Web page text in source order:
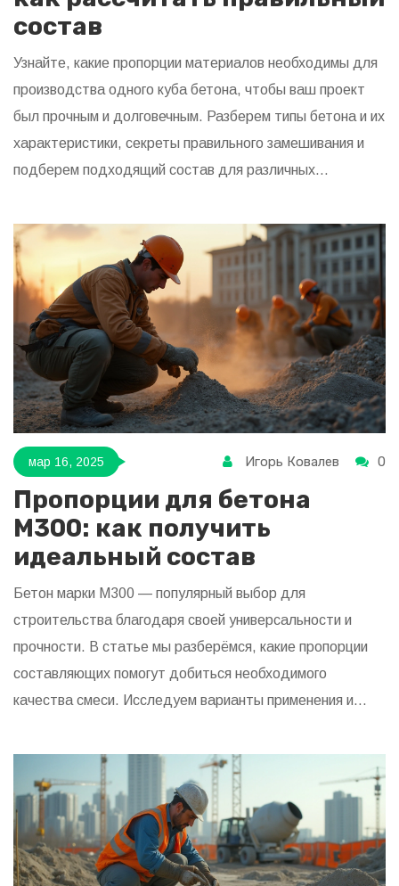
состав
Узнайте, какие пропорции материалов необходимы для
производства одного куба бетона, чтобы ваш проект
был прочным и долговечным. Разберем типы бетона и их
характеристики, секреты правильного замешивания и
подберем подходящий состав для различных
избежать ошибок при приготовлении бетонной смеси, и
поможет выбрать оптимальное соотношение
компонентов. Применяйте полученные знания на
практике для создания качественных строительных
конструкций.
мар 16, 2025 Игорь Ковалев 0
Пропорции для бетона
М300: как получить
идеальный состав
Бетон марки М300 — популярный выбор для
строительства благодаря своей универсальности и
прочности. В статье мы разберёмся, какие пропорции
составляющих помогут добиться необходимого
качества смеси. Исследуем варианты применения и
состава. Также обсудим, как выбрать материалы для
смеси и чего избегать в процессе замеса. Узнайте все
нюансы создания идеального бетона М300!